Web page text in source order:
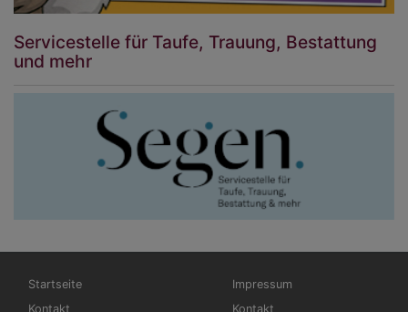
Servicestelle für Taufe, Trauung, Bestattung
und mehr
Hauptnavigation
Startseite
Kontakt
Fußbereichsmenü
Impressum
Kontakt